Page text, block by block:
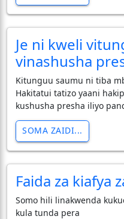
Je ni kweli
vinashusha
Kitunguu saumu ni tiba
Hakitatui tatizo yaani
kushusha presha iliyo
SOMA ZAIDI...
Faida za kiafya
Somo hili linakwenda
kula tunda pera